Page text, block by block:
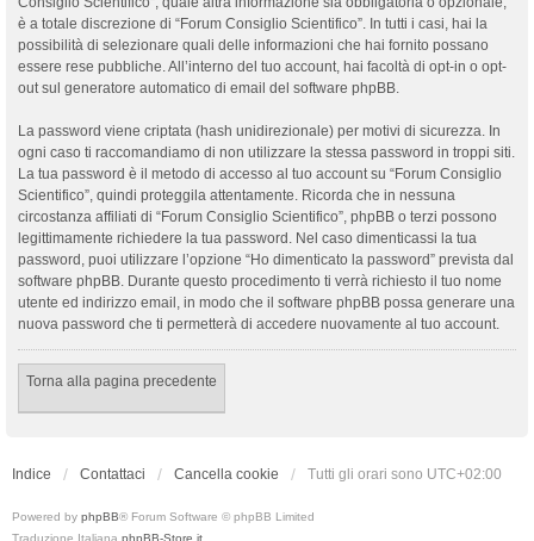
è a totale discrezione di “Forum Consiglio Scientifico”. In tutti i casi, hai la
possibilità di selezionare quali delle informazioni che hai fornito possano
essere rese pubbliche. All’interno del tuo account, hai facoltà di opt-in o opt-
out sul generatore automatico di email del software phpBB.
La password viene criptata (hash unidirezionale) per motivi di sicurezza. In
ogni caso ti raccomandiamo di non utilizzare la stessa password in troppi siti.
La tua password è il metodo di accesso al tuo account su “Forum Consiglio
Scientifico”, quindi proteggila attentamente. Ricorda che in nessuna
circostanza affiliati di “Forum Consiglio Scientifico”, phpBB o terzi possono
legittimamente richiedere la tua password. Nel caso dimenticassi la tua
password, puoi utilizzare l’opzione “Ho dimenticato la password” prevista dal
software phpBB. Durante questo procedimento ti verrà richiesto il tuo nome
utente ed indirizzo email, in modo che il software phpBB possa generare una
nuova password che ti permetterà di accedere nuovamente al tuo account.
Torna alla pagina precedente
Indice Contattaci Cancella cookie Tutti gli orari sono UTC+02:00
Powered by phpBB® Forum Software © phpBB Limited
Traduzione Italiana phpBB-Store.it